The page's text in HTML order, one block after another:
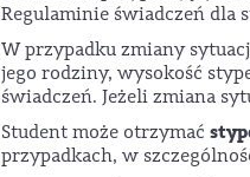
Regulaminie świadczeń dla
W przypadku zmiany
jego rodziny, wysokość
świadczeń. Jeżeli zmiana
Student może otrzymać
przypadkach, w